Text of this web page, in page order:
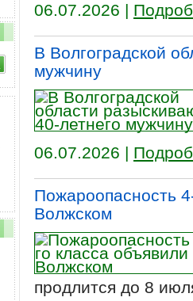
06.07.2026 |
В Волгоградской
мужчину
06.07.2026 |
Пожароопасность
Волжском
продлится до 8